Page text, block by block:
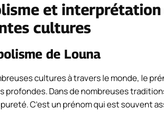
et interprétation
cultures
de Louna
cultures à travers le monde, le
profondes. Dans de nombreuses
C’est un prénom qui est souvent